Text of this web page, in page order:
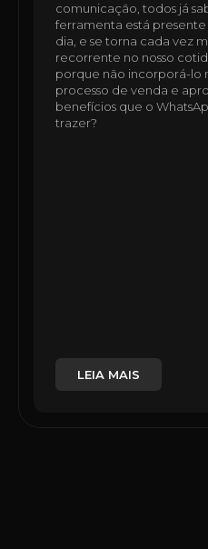
comunicação, todos já
ferramenta está presente
dia, e se torna cada vez
recorrente no nosso
porque não incorporá-lo
processo de venda e
benefícios que o
trazer?
LEIA MAIS